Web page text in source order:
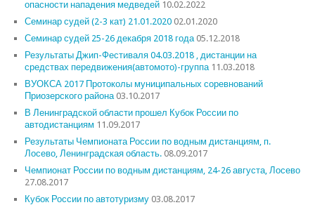
опасности нападения медведей 10.02.2022
Семинар судей (2-3 кат) 21.01.2020 02.01.2020
Семинар судей 25-26 декабря 2018 года 05.12.2018
Результаты Джип-Фестиваля 04.03.2018 , дистанции на
средствах передвижения(автомото)-группа 11.03.2018
ВУОКСА 2017 Протоколы муниципальных соревнований
Приозерского района 03.10.2017
В Ленинградской области прошел Кубок России по
автодистанциям 11.09.2017
Результаты Чемпионата России по водным дистанциям, п.
Лосево, Ленинградская область. 08.09.2017
Чемпионат России по водным дистанциям, 24-26 августа, Лосево
27.08.2017
Кубок России по автотуризму 03.08.2017